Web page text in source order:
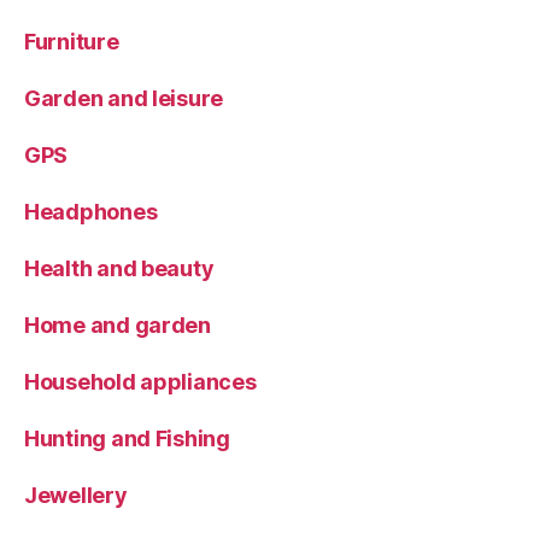
Furniture
Garden and leisure
GPS
Headphones
Health and beauty
Home and garden
Household appliances
Hunting and Fishing
Jewellery